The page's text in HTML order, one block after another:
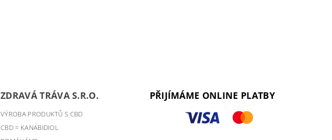
ZDRAVÁ TRÁVA S.R.O.
VÝROBA PRODUKTŮ S CBD
CBD = KANABIDIOL
PŘIJÍMÁME ONLINE PLATBY